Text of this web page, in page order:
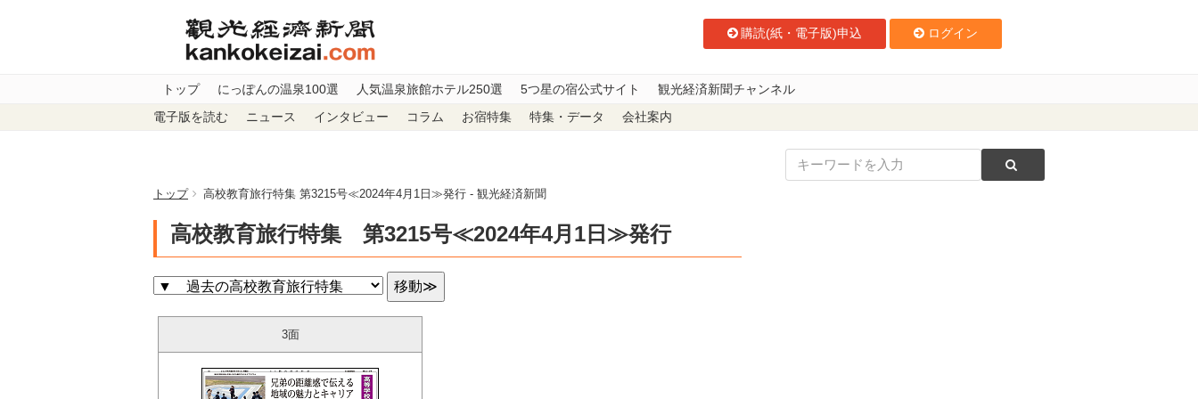
購読(紙・電子版)申込 ログイン
トップ にっぽんの温泉100選 人気温泉旅館ホテル250選 5つ星の宿公式サイト 観光経済新聞チャンネル
電子版を読む ニュース インタビュー コラム お宿特集 特集・データ 会社案内
トップ 高校教育旅行特集 第3215号≪2024年4月1日≫発行 - 観光経済新聞
高校教育旅行特集 第3215号≪2024年4月1日≫発行
3面